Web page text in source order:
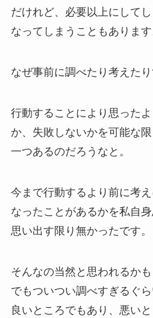
だけれど、必要以上にして
なってしまうこともあります
なぜ事前に調べたり考えたり
行動することにより思った
か、失敗しないかを可能な
一つあるのだろうなと。
今まで行動するより前に考
なったことがあるかを私自身
思い出す限り無かったです。
そんなの当然と思われるか
でもついつい調べすぎるぐ
良いところでもあり、悪い